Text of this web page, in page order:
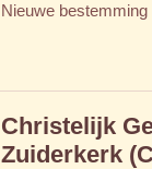
Nieuwe bestemming
Christelijk
Zuiderkerk